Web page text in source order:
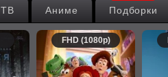
Подборки
Аниме
ТВ
FHD (1080p)